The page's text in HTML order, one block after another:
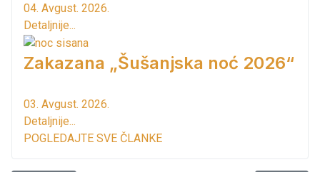
04. Avgust. 2026.
Detaljnije...
Zakazana „Šušanjska noć 2026“
03. Avgust. 2026.
Detaljnije...
POGLEDAJTE SVE ČLANKE